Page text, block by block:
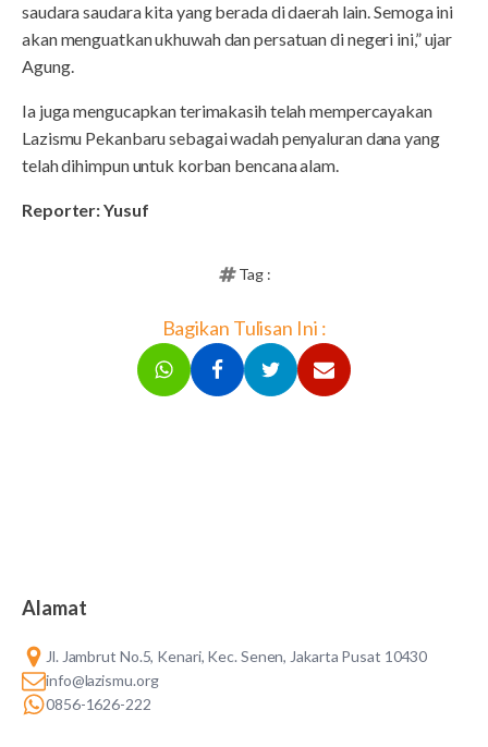
saudara saudara kita yang berada di daerah lain. Semoga ini
akan menguatkan ukhuwah dan persatuan di negeri ini,” ujar
Agung.
Ia juga mengucapkan terimakasih telah mempercayakan
Lazismu Pekanbaru sebagai wadah penyaluran dana yang
telah dihimpun untuk korban bencana alam.
Reporter: Yusuf
Tag :
Bagikan Tulisan Ini :
Alamat
Jl. Jambrut No.5, Kenari, Kec. Senen, Jakarta Pusat 10430
info@lazismu.org
0856-1626-222